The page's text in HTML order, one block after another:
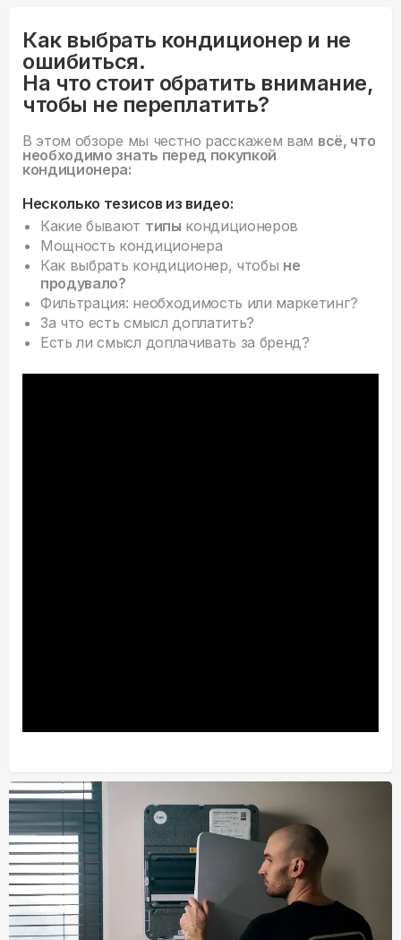
Как выбрать кондиционер и не
ошибиться.
На что стоит обратить внимание,
чтобы не переплатить?
В этом обзоре мы честно расскажем вам всё, что
необходимо знать перед покупкой
кондиционера:
Несколько тезисов из видео:
Какие бывают типы кондиционеров
Мощность кондиционера
Как выбрать кондиционер, чтобы не
продувало?
Фильтрация: необходимость или маркетинг?
За что есть смысл доплатить?
Есть ли смысл доплачивать за бренд?